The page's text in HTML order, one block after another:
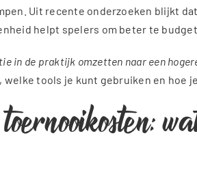
Uit recente onderzoeken blijkt
helpt spelers om beter te
in de praktijk omzetten naar een
tools je kunt gebruiken en hoe